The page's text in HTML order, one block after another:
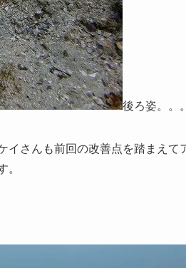
後ろ姿。。
イさんも前回の改善点を踏まえ
。